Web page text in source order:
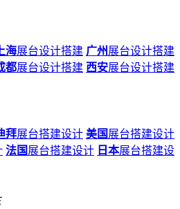
上海展台设计搭建 广州展台设计搭建
都展台设计搭建 西安展台设计搭建
拜展台搭建设计 美国 展台搭建设计
法国 展台搭建设计 日本展台搭建设